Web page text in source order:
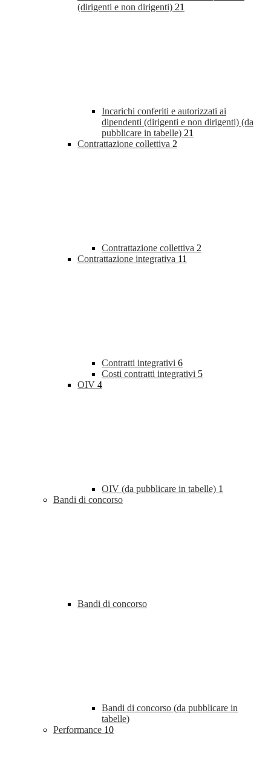
(dirigenti e non dirigenti) 21
Incarichi conferiti e autorizzati ai
dipendenti (dirigenti e non dirigenti) (da
pubblicare in tabelle) 21
Contrattazione collettiva 2
Contrattazione collettiva 2
Contrattazione integrativa 11
Contratti integrativi 6
Costi contratti integrativi 5
OIV 4
OIV (da pubblicare in tabelle) 1
Bandi di concorso
Bandi di concorso
Bandi di concorso (da pubblicare in
tabelle)
Performance 10